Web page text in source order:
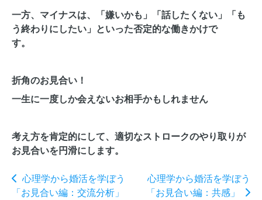
一方、マイナスは、「嫌いかも」「話したくない」「も
う終わりにしたい」といった否定的な働きかけで
す。
折角のお見合い！
一生に一度しか会えないお相手かもしれません
考え方を肯定的にして、適切なストロークのやり取りが
お見合いを円滑にします。
心理学から婚活を学ぼう
「お見合い編：交流分析」
心理学から婚活を学ぼう
「お見合い編：共感」